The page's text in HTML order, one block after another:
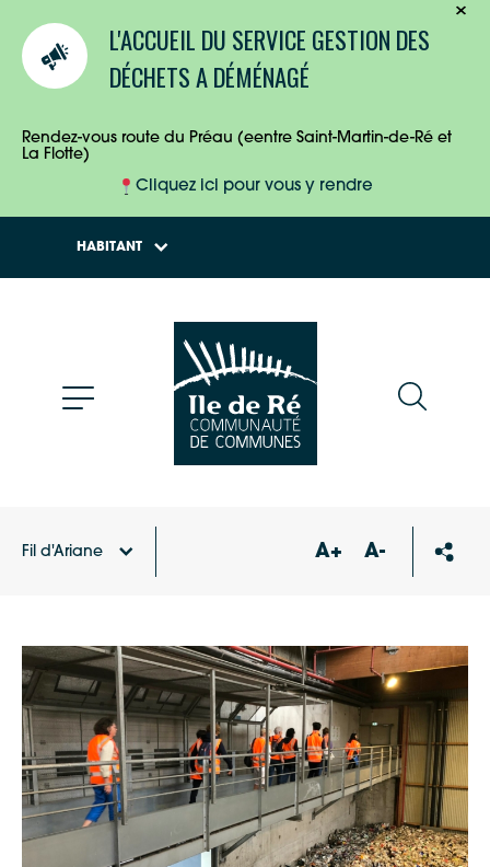
L'ACCUEIL DU SERVICE GESTION DES
DÉCHETS A DÉMÉNAGÉ
Rendez-vous route du Préau (eentre Saint-Martin-de-Ré et
La Flotte)
Cliquez ici pour vous y rendre
HABITANT
ENTREPRISES
Fil d'Ariane A+ A-